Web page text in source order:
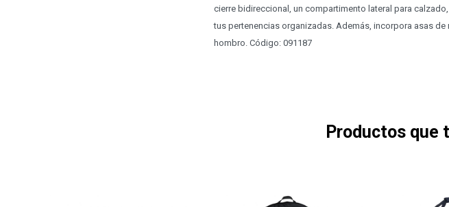
cierre bidireccional, un compartimento lateral para
tus pertenencias organizadas. Además, incorpora asas
hombro. Código: 091187
Productos que